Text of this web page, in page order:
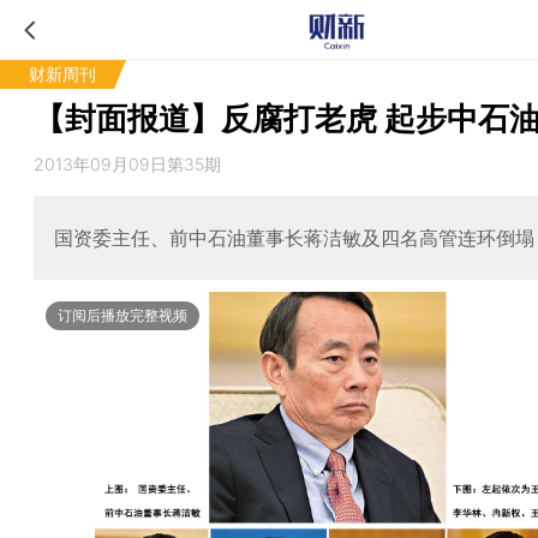
财新周刊
【封面报道】反腐打老虎 起步中石
2013年09月09日第35期
国资委主任、前中石油董事长蒋洁敏及四名高管连环倒塌
订阅后播放完整视频